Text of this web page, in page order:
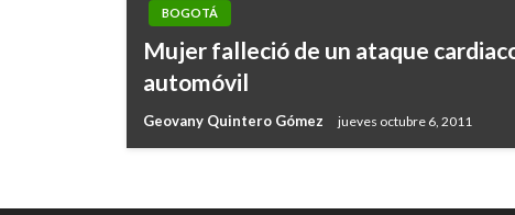
BOGOTÁ
Mujer falleció de un ataque
automóvil
Geovany Quintero Gómez jueves octubre 6, 2011